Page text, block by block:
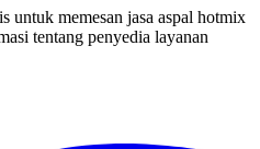
untuk memesan jasa aspal hotmix
tentang penyedia layanan